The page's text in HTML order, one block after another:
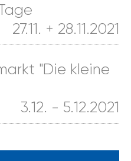
27.11. + 28.11.2021
"Die kleine
3.12. - 5.12.2021